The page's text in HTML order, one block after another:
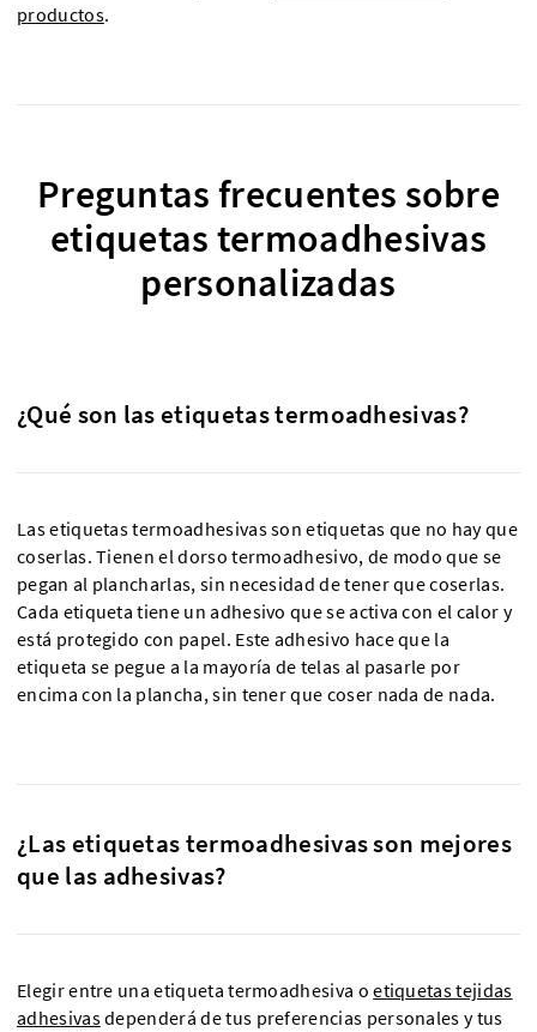
productos.
Preguntas frecuentes sobre
etiquetas termoadhesivas
personalizadas
¿Qué son las etiquetas termoadhesivas?
Las etiquetas termoadhesivas son etiquetas que no hay que
coserlas. Tienen el dorso termoadhesivo, de modo que se
pegan al plancharlas, sin necesidad de tener que coserlas.
Cada etiqueta tiene un adhesivo que se activa con el calor y
está protegido con papel. Este adhesivo hace que la
etiqueta se pegue a la mayoría de telas al pasarle por
encima con la plancha, sin tener que coser nada de nada.
¿Las etiquetas termoadhesivas son mejores
que las adhesivas?
Elegir entre una etiqueta termoadhesiva oetiquetas tejidas
adhesivasdependerá de tus preferencias personales y tus